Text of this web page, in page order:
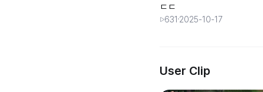
ㄷㄷ
631 2025-10-17
User Clip